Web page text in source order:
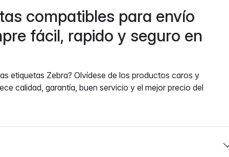
compatibles para envío
fácil, rapido y seguro en
etiquetas Zebra? Olvídese de los productos caros y
calidad, garantía, buen servicio y el mejor precio del